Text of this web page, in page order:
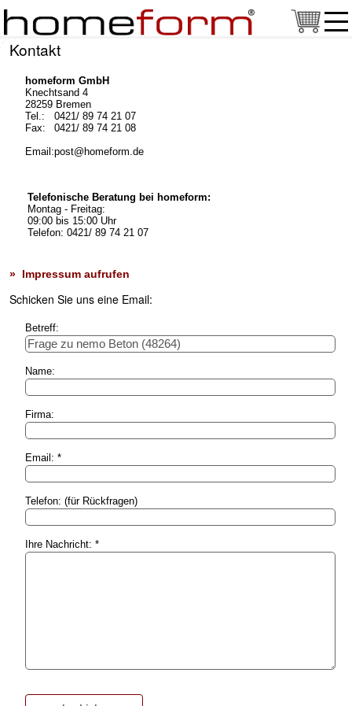
Kontakt
homeform GmbH
Knechtsand 4
28259 Bremen
Tel.:
0421/ 89 74 21 07
Fax:
0421/ 89 74 21 08
Email:post@homeform.de
Telefonische Beratung bei homeform:
Montag - Freitag:
09:00 bis 15:00 Uhr
Telefon: 0421/ 89 74 21 07
» Impressum aufrufen
Schicken Sie uns eine Email:
Betreff:
Name:
Firma:
Email: *
Telefon: (für Rückfragen)
Ihre Nachricht: *